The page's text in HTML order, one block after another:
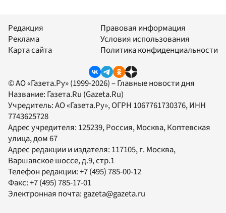
Редакция
Реклама
Карта сайта
Правовая информация
Условия использования
Политика конфиденциальности
© АО «Газета.Ру» (1999-2026) – Главные новости дня
Название: Газета.Ru (Gazeta.Ru)
Учредитель:АО «Газета.Ру», ОГРН 1067761730376, ИНН
7743625728
Адрес учредителя: 125239, Россия, Москва, Коптевская
улица, дом 67
Адрес редакции и издателя: 117105, г. Москва,
Варшавское шоссе, д.9, стр.1
Телефон редакции:+7 (495) 785-00-12
Факс:+7 (495) 785-17-01
Электронная почта:gazeta@gazeta.ru